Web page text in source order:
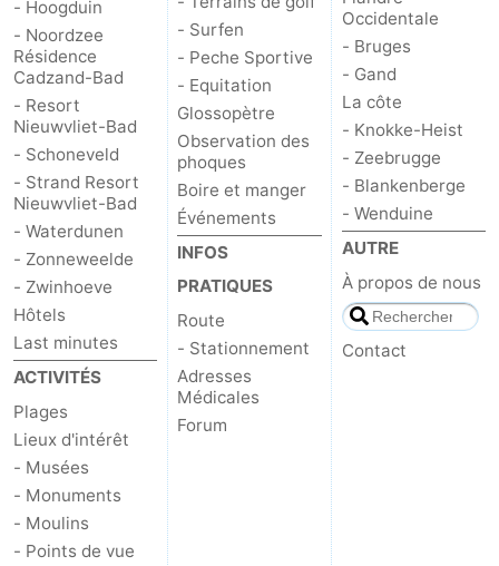
- Hoogduin
- Noordzee
Résidence
Cadzand-Bad
- Resort
Nieuwvliet-Bad
- Schoneveld
- Strand Resort
Nieuwvliet-Bad
- Waterdunen
- Zonneweelde
- Zwinhoeve
Hôtels
Last minutes
ACTIVITÉS
Plages
Lieux d'intérêt
- Musées
- Monuments
- Moulins
- Points de vue
- Surfen
- Peche Sportive
- Equitation
Glossopètre
Observation des
phoques
Boire et manger
Événements
INFOS
PRATIQUES
Route
- Stationnement
Adresses
Médicales
Forum
Occidentale
- Bruges
- Gand
La côte
- Knokke-Heist
- Zeebrugge
- Blankenberge
- Wenduine
AUTRE
À propos de nous
Contact